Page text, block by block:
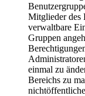
Mitglieder des
verwaltbare
Gruppen
einmal zu
Bereichs zu